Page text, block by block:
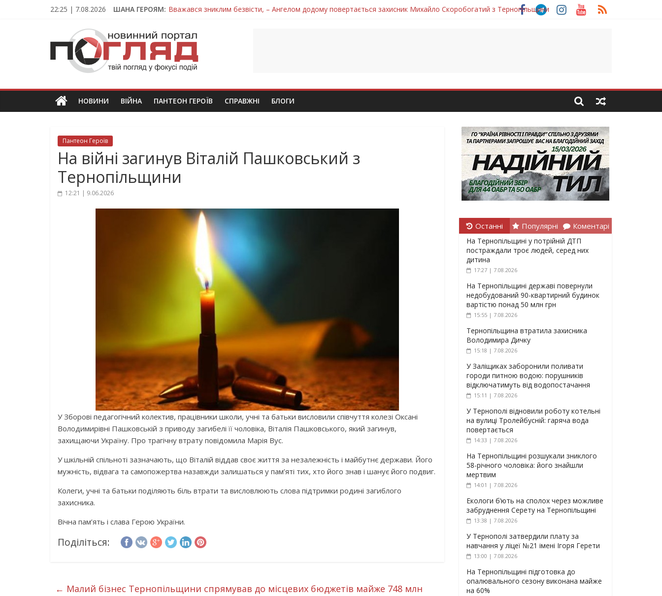
22:25 | 7.08.2026 ШАНА ГЕРОЯМ: Вважався зниклим безвісти, – Ангелом додому повертається захисник Михайло Скоробогатий з Тернопільщини
Тернопільщина втратила захисника Володимира Вельму
Захисник з Тернопільщини Петро Федів повертається до рідного дому «на щиті»
Тернопільщина втратила захисника Володимира Дичку
ПОГЛЯД
Новини
Тернополя.
новини
та
НОВИНИ ВІЙНА ПАНТЕОН ГЕРОЇВ СПРАВЖНІ БЛОГИ
Пантеон Героїв
На війні загинув Віталій Пашковський з
Тернопільщини
12:21 | 9.06.2026
У Зборові педагогічний колектив, працівники школи, учні та батьки висловили співчуття колезі Оксані
Володимирівні Пашковській з приводу загибелі її чоловіка, Віталія Пашковського, який загинув,
захищаючи Україну. Про трагічну втрату повідомила Марія Вус.
У шкільній спільноті зазначають, що Віталій віддав своє життя за незалежність і майбутнє держави. Його
мужність, відвага та самопожертва назавжди залишаться у пам’яті тих, хто його знав і шанує його подвиг.
Колеги, учні та батьки поділяють біль втрати та висловлюють слова підтримки родині загиблого
захисника.
Вічна пам’ять і слава Герою України.
Поділіться:
← Малий бізнес Тернопільщини спрямував до місцевих бюджетів майже 748 млн
Останні Популярні Коментарі
На Тернопільщині у потрійній ДТП
постраждали троє людей, серед них
дитина
17:27 | 7.08.2026
На Тернопільщині державі повернули
недобудований 90-квартирний будинок
вартістю понад 50 млн грн
15:55 | 7.08.2026
Тернопільщина втратила захисника
Володимира Дичку
15:18 | 7.08.2026
У Заліщиках заборонили поливати
городи питною водою: порушників
відключатимуть від водопостачання
15:11 | 7.08.2026
У Тернополі відновили роботу котельні
на вулиці Тролейбусній: гаряча вода
повертається
14:33 | 7.08.2026
На Тернопільщині розшукали зниклого
58-річного чоловіка: його знайшли
мертвим
14:01 | 7.08.2026
Екологи б’ють на сполох через можливе
забруднення Серету на Тернопільщині
13:38 | 7.08.2026
У Тернополі затвердили плату за
навчання у ліцеї №21 імені Ігоря Герети
13:00 | 7.08.2026
На Тернопільщині підготовка до
опалювального сезону виконана майже
на 60%